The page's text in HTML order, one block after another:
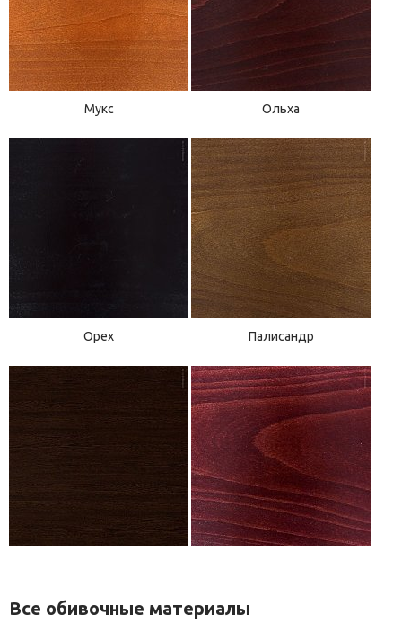
Мукс Ольха
Орех Палисандр
Все обивочные материалы